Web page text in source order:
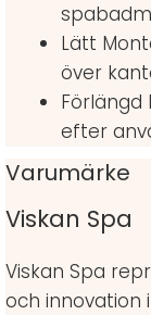
Lätt
över
Förlängd
efter
Varumärke
Viskan Spa
Viskan Spa
och innovation